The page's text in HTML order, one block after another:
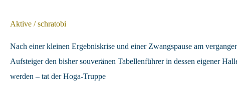
Aktive /schratobi
Nach einer kleinen Ergebniskrise und einer Zwangspause am
Aufsteiger den bisher souveränen Tabellenführer in dessen eigener
werden – tat der Hoga-Truppe